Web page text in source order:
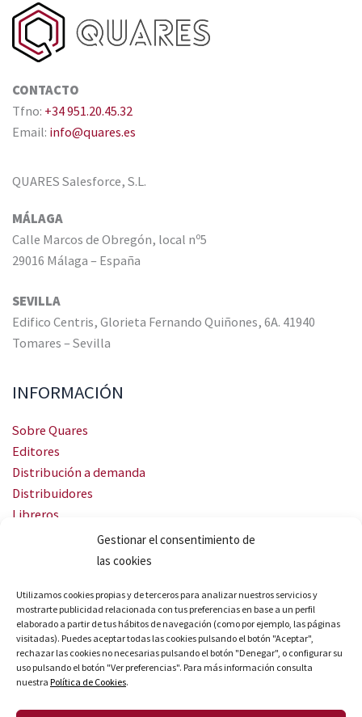
Gestionar el consentimiento de
las cookies
Utilizamos cookies propias y de terceros para analizar nuestros servicios y
mostrarte publicidad relacionada con tus preferencias en base a un perfil
elaborado a partir de tus hábitos de navegación (como por ejemplo, las páginas
visitadas). Puedes aceptar todas las cookies pulsando el botón "Aceptar",
rechazar las cookies no necesarias pulsando el botón "Denegar", o configurar su
uso pulsando el botón "Ver preferencias". Para más información consulta
nuestra Política de Cookies.
CONTACTO
Tfno: +34 951.20.45.32
Email: info@quares.es
QUARES Salesforce, S.L.
MÁLAGA
Calle Marcos de Obregón, local nº5
29016 Málaga – España
SEVILLA
Edifico Centris, Glorieta Fernando Quiñones, 6A. 41940
Tomares – Sevilla
INFORMACIÓN
Sobre Quares
Editores
Distribución a demanda
Distribuidores
Libreros
Servicio Landingweb
Crea tu audiobook